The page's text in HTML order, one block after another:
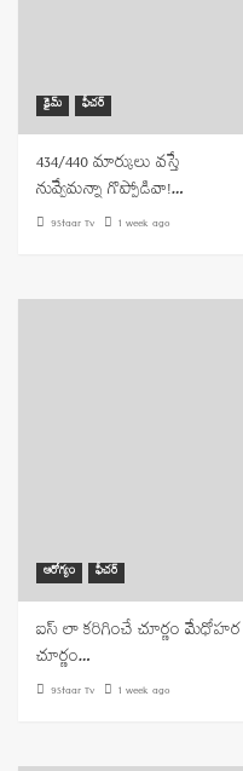
క్రైమ్ ఫీచర్
434/440 మార్కులు వస్తే
నువ్వేమన్నా గొప్పోడివా!…
9Staar Tv 1 week ago
ఆరోగ్యం ఫీచర్
ఐస్ లా కరిగించే చూర్ణం మేధోహర
చూర్ణం…
9Staar Tv 1 week ago